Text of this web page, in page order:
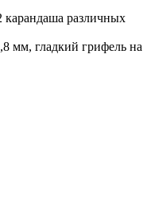
различных
мм, гладкий грифель на